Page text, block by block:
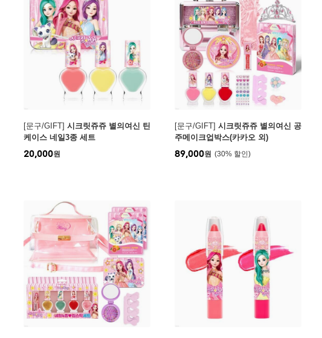
[문구/GIFT] 시크릿쥬쥬 별의여신 틴
케이스 네일3종 세트
20,000원
[문구/GIFT] 시크릿쥬쥬 별의여신 공
주메이크업박스(카카오 외)
30%
89,000원